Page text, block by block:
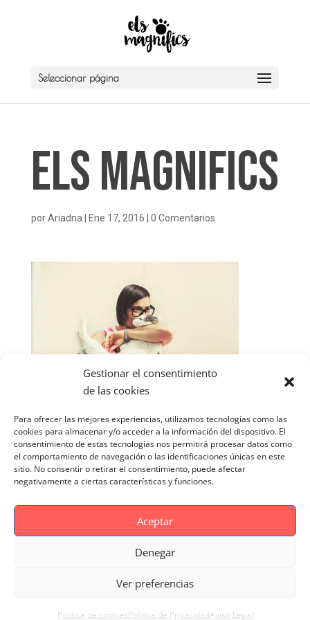
Gestionar el consentimiento
de las cookies
Para ofrecer las mejores experiencias, utilizamos tecnologías como las
cookies para almacenar y/o acceder a la información del dispositivo. El
consentimiento de estas tecnologías nos permitirá procesar datos como
el comportamiento de navegación o las identificaciones únicas en este
sitio. No consentir o retirar el consentimiento, puede afectar
negativamente a ciertas características y funciones.
Aceptar
Denegar
Ver preferencias
Politica de cookiesPolitica de PrivacidadAviso Legal
Seleccionar página
Els Magnifics
porAriadna Ene 17, 2016 0 Comentarios
Politica de Privacidad
Reportaje Magnific